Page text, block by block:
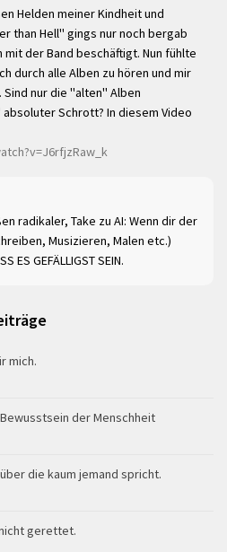
Helden meiner Kindheit und
than Hell" gings nur noch bergab
mit der Band beschäftigt. Nun fühlte
durch alle Alben zu hören und mir
nur die "alten" Alben
Schrott? In diesem Video
radikaler, Take zu AI: Wenn dir der
Musizieren, Malen etc.)
ES GEFÄLLIGST SEIN.
mich.
der Menschheit
die kaum jemand spricht.
gerettet.